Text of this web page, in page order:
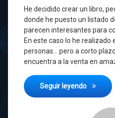
He decidido crear un libro,
donde he puesto un listado
parecen interesantes para
En este caso lo he realizado
personas… pero a corto
encuentra a la venta en
Seguir leyendo